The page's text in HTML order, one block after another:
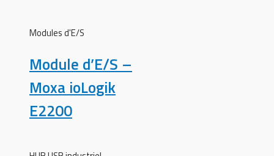
Modules d'E/S
Module d’E/S –
Moxa ioLogik
E2200